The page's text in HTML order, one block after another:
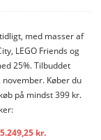
med masser af
LEGO Friends og
25%. Tilbuddet
Køber du
på mindst 399 kr.
5.249,25 kr.